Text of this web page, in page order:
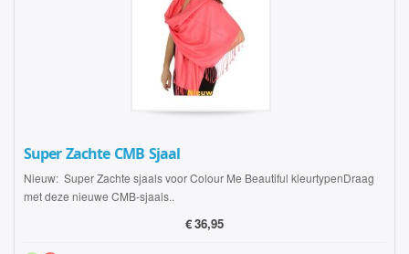
Super Zachte CMB Sjaal
Nieuw: Super Zachte sjaals voor Colour Me Beautiful kleurtypenDraag
met deze nieuwe CMB-sjaals..
€ 36,95